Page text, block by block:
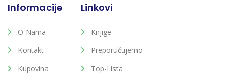
Informacije
O Nama
Kontakt
Kupovina
Linkovi
Knjige
Preporučujemo
Top-Lista